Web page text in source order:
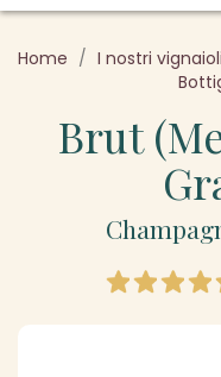
Home I nostri vignaioli
Brut